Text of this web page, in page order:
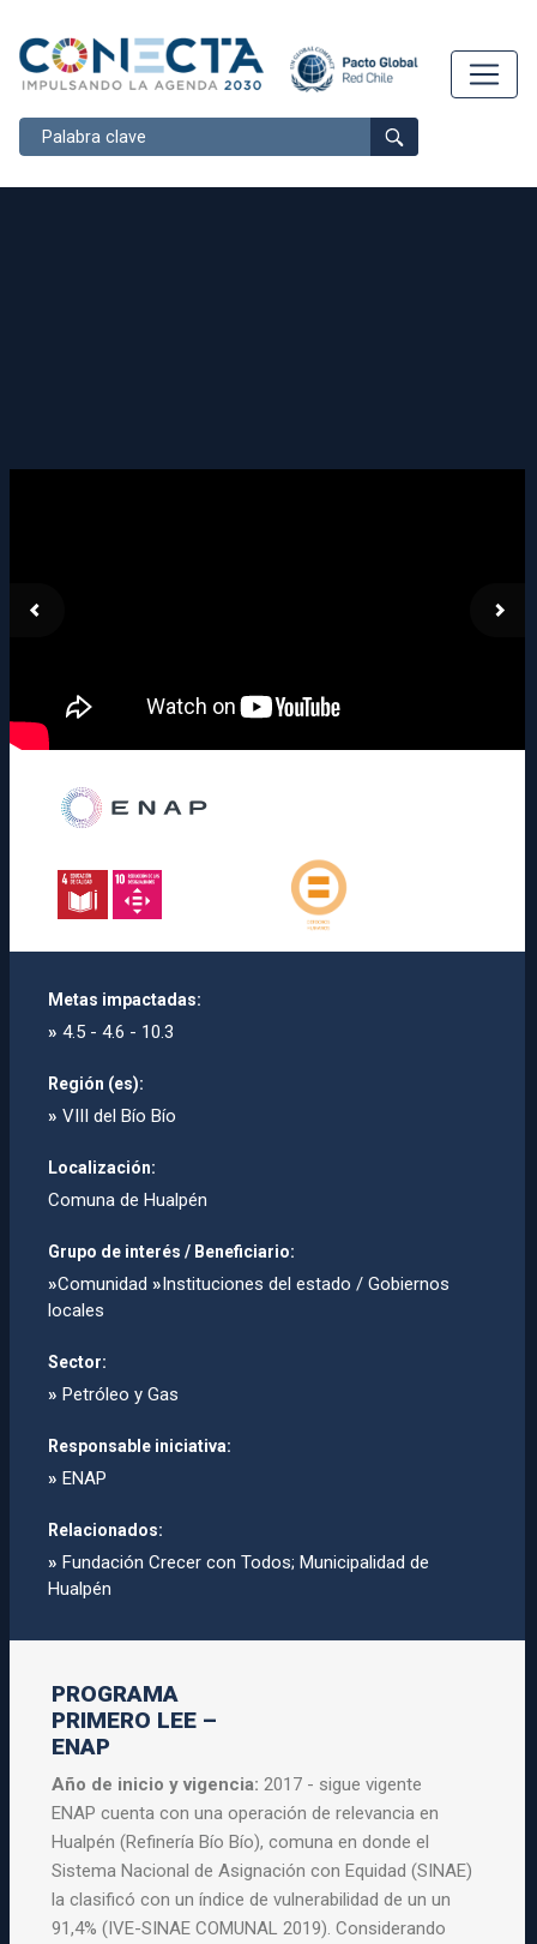
Buscar
Metas impactadas:
» 4.5 - 4.6 - 10.3
Región (es):
» VIII del Bío Bío
Localización:
Comuna de Hualpén
Grupo de interés / Beneficiario:
»Comunidad » Instituciones del estado / Gobiernos
locales
Sector:
» Petróleo y Gas
Responsable iniciativa:
» ENAP
Relacionados:
» Fundación Crecer con Todos; Municipalidad de
Hualpén
PROGRAMA
PRIMERO LEE –
ENAP
Año de inicio y vigencia:2017 - sigue vigente
ENAP cuenta con una operación de relevancia en
Hualpén (Refinería Bío Bío), comuna en donde el
Sistema Nacional de Asignación con Equidad (SINAE)
la clasificó con un índice de vulnerabilidad de un un
91,4% (IVE-SINAE COMUNAL 2019). Considerando